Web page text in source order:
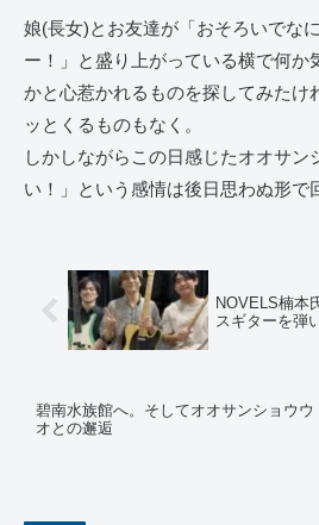
娘(長女)とお友達が「おそろいでな
ー！」と盛り上がっている横で何か
かと心惹かれるものを探してみたけ
ッとくるものもなく。
しかしながらこの日感じたオオサン
い！」という感情は後日思わぬ形で
NOVELS楠本
スギターを弾
碧南水族館へ。そしてオオサンショウウ
オとの邂逅